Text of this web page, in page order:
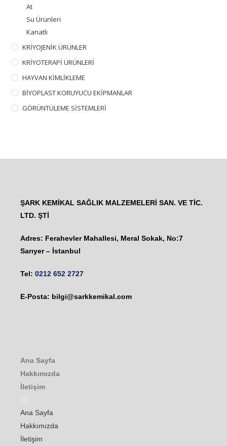
At
Su Ürünleri
Kanatlı
KRİYOJENİK ÜRÜNLER
KRİYOTERAPİ ÜRÜNLERİ
HAYVAN KİMLİKLEME
BİYOPLAST KORUYUCU EKİPMANLAR
GÖRÜNTÜLEME SİSTEMLERİ
ŞARK KEMİKAL SAĞLIK MALZEMELERİ SAN. VE TİC.
LTD. ŞTİ
Adres: Ferahevler Mahallesi, Meral Sokak, No:7
Sarıyer – İstanbul
Tel: 0212 652 2727
E-Posta: bilgi@sarkkemikal.com
Ana Sayfa
Hakkımızda
İletişim
Ana Sayfa
Hakkımızda
İletişim